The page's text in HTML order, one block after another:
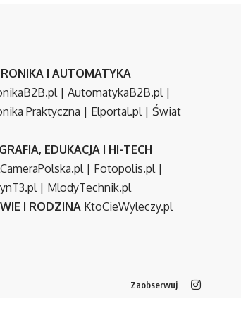
I AUTOMATYKA
| AutomatykaB2B.pl|
Praktyczna | Elportal.pl| Świat
EDUKACJA I HI-TECH
| Fotopolis.pl|
| MlodyTechnik.pl
I RODZINA KtoCieWyleczy.pl
Zaobserwuj